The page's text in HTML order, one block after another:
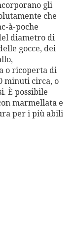
gli
che
à-poche
diametro di
gocce, dei
o ricoperta di
minuti circa, o
È possibile
marmellata e
per i più abili